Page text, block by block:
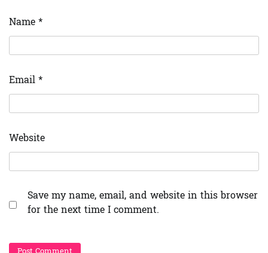
Name *
Email *
Website
Save my name, email, and website in this browser
for the next time I comment.